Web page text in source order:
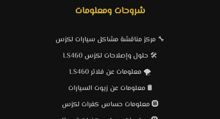
شروحات ومعلومات
🔧 مركز مناقشة مشاكل سيارات لكزس
🛠️ حلول وإصلاحات لكزس LS460
🌪️ معلومات عن فلاتر LS460
🛢️ معلومات عن زيوت السيارات
🛞 معلومات حساس كفرات لكزس